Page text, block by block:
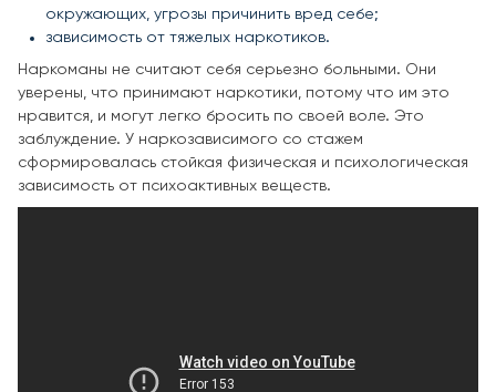
окружающих, угрозы причинить вред себе;
зависимость от тяжелых наркотиков.
Наркоманы не считают себя серьезно больными. Они
уверены, что принимают наркотики, потому что им это
нравится, и могут легко бросить по своей воле. Это
заблуждение. У наркозависимого со стажем
сформировалась стойкая физическая и психологическая
зависимость от психоактивных веществ.